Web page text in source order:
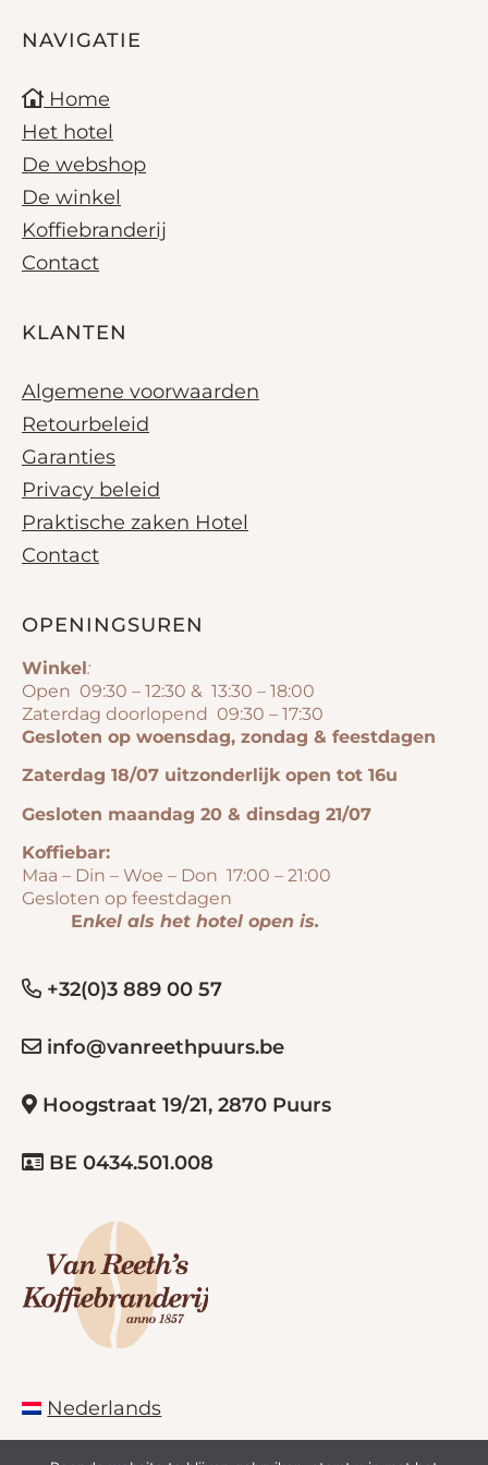
NAVIGATIE
Home
Het hotel
De webshop
De winkel
Koffiebranderij
Contact
KLANTEN
Algemene voorwaarden
Retourbeleid
Garanties
Privacy beleid
Praktische zaken Hotel
Contact
OPENINGSUREN
Winkel:
Open 09:30 – 12:30 & 13:30 – 18:00
Zaterdag doorlopend 09:30 – 17:30
Gesloten op woensdag, zondag & feestdagen
Zaterdag 18/07 uitzonderlijk open tot 16u
Gesloten maandag 20 & dinsdag 21/07
Koffiebar:
Maa – Din – Woe – Don 17:00 – 21:00
Gesloten op feestdagen
Enkel als het hotel open is.
+32(0)3 889 00 57
info@vanreethpuurs.be
Hoogstraat 19/21, 2870 Puurs
BE 0434.501.008
Nederlands